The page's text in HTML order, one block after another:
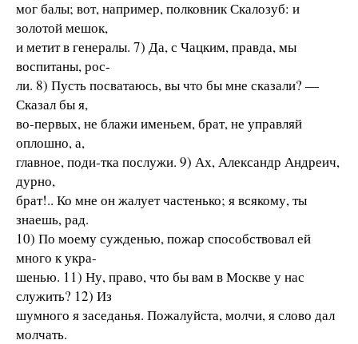
мог балы; вот, например, полковник Скалозуб: и
золотой мешок,
и метит в генералы. 7) Да, с Чацким, правда, мы
воспитаны, рос-
ли. 8) Пусть посватаюсь, вы что бы мне сказали? —
Сказал бы я,
во-первых, не блажи именьем, брат, не управляй
оплошно, а,
главное, поди-тка послужи. 9) Ах, Александр Андреич,
дурно,
брат!.. Ко мне он жалует частенько; я всякому, ты
знаешь, рад.
10) По моему сужденью, пожар способствовал ей
много к укра-
шенью. 11) Ну, право, что бы вам в Москве у нас
служить? 12) Из
шумного я заседанья. Пожалуйста, молчи, я слово дал
молчать.